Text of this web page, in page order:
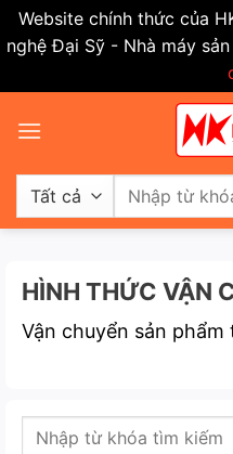
Website chính thức của
nghệ Đại Sỹ - Nhà máy
qua
dung
Tìm
kiếm:
HÌNH THỨC VẬN
Vận chuyển sản